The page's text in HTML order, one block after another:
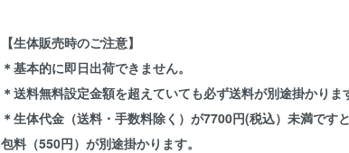
【生体販売時のご注意】
＊基本的に即日出荷できません。
＊送料無料設定金額を超えていても必ず送料が別途掛かりま
＊生体代金（送料・手数料除く）が7700円(税込）未満です
包料（550円）が別途掛かります。